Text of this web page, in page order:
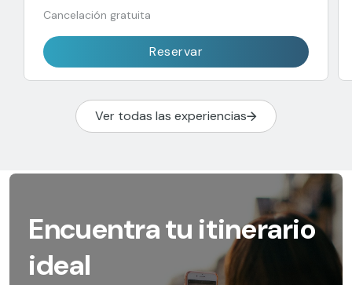
Cancelación gratuita
Reservar
Ver todas las experiencias
Encuentra tu itinerario
ideal